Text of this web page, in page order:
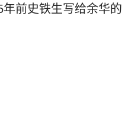
年前史铁生写给余华